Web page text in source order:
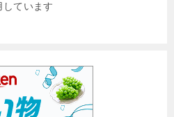
ています